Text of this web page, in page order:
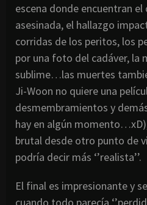
escena donde encuentran el
asesinada, el hallazgo
corridas de los peritos, los
por una foto del cadáver, la
sublime…las muertes
Ji-Woon no quiere una
desmembramientos y
hay en algún
brutal desde otro punto de
podría decir más ‘’realista’’.
El final es impresionante y